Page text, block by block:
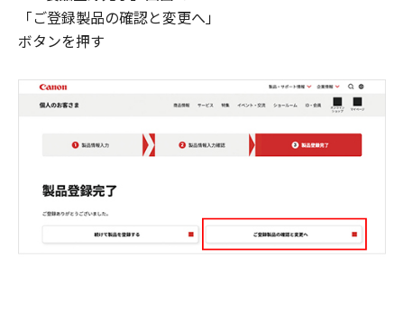
「ご登録製品の確認と変更へ」
ボタンを押す